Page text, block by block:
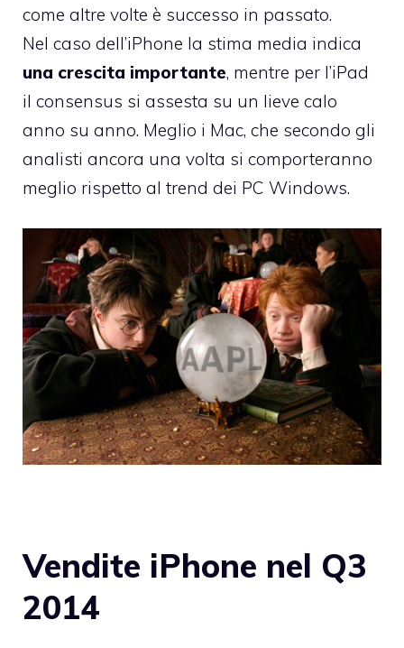
come altre volte è successo in passato.
Nel caso dell’iPhone la stima media indica
una crescita importante, mentre per l’iPad
il consensus si assesta su un lieve calo
anno su anno. Meglio i Mac, che secondo gli
analisti ancora una volta si comporteranno
meglio rispetto al trend dei PC Windows.
Vendite iPhone nel Q3
2014